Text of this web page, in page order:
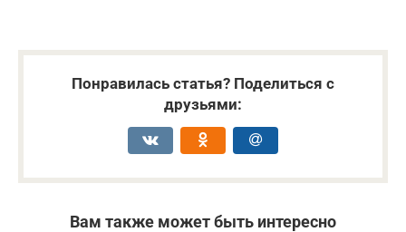
Понравилась статья? Поделиться с
друзьями:
Вам также может быть интересно